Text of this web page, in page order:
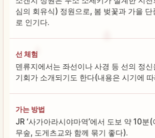
심의 회유식) 정원으로, 봄 벚꽃과 가을 단
로 인기다.
선 체험
덴류지에서는 좌선이나 사경 등 선의 정신
기회가 소개되기도 한다(내용은 시기에
가는 방법
JR ‘사가아라시야마역’에서 도보 약 10분
무숲, 도게츠교와 함께 묶기 좋다).